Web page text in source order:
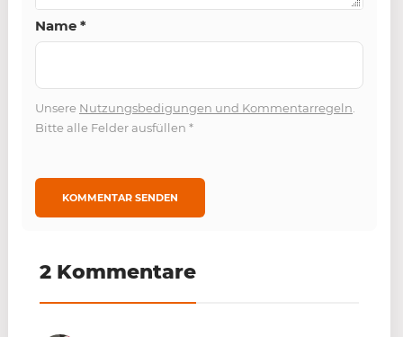
Name *
Unsere Nutzungsbedigungen und Kommentarregeln
Bitte alle Felder ausfüllen *
2 Kommentare